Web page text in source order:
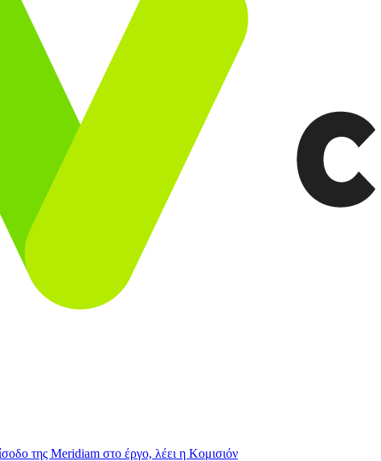
της Meridiam στο έργο, λέει η Κομισιόν